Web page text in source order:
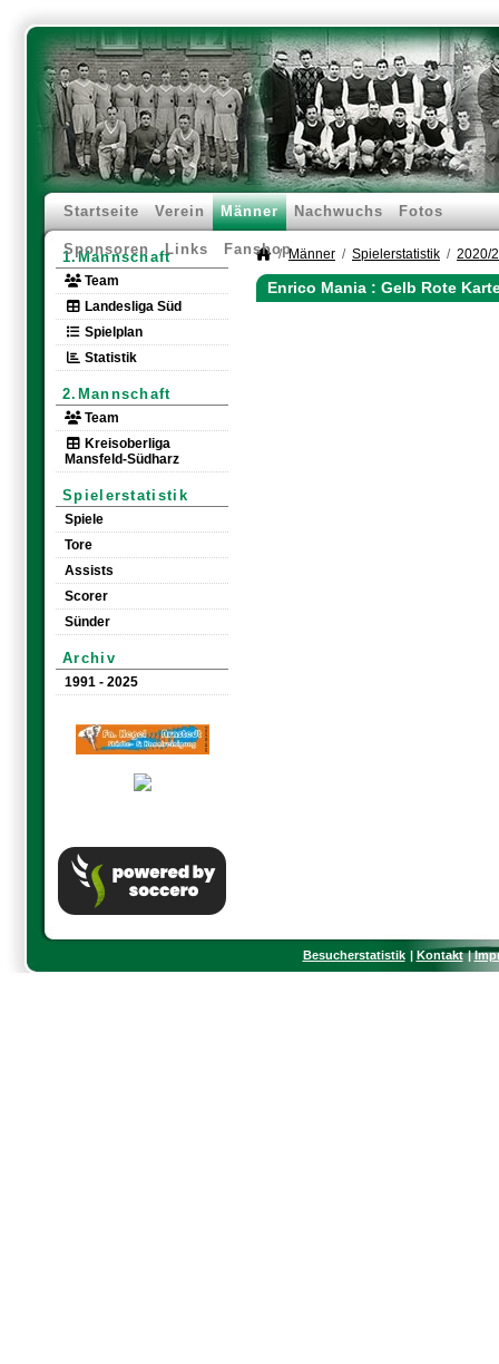
Startseite Verein Männer Nachwuchs Fotos
Sponsoren Links Fanshop
1.Mannschaft
Team
Landesliga Süd
Spielplan
Statistik
2.Mannschaft
Team
Kreisoberliga
Mansfeld-Südharz
Spielerstatistik
Spiele
Tore
Assists
Scorer
Sünder
Archiv
1991 - 2025
Männer Spielerstatistik 2020/
Enrico Mania : Gelb Rote
Besucherstatistik Kontakt